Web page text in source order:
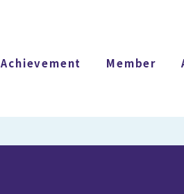
Achievement Member